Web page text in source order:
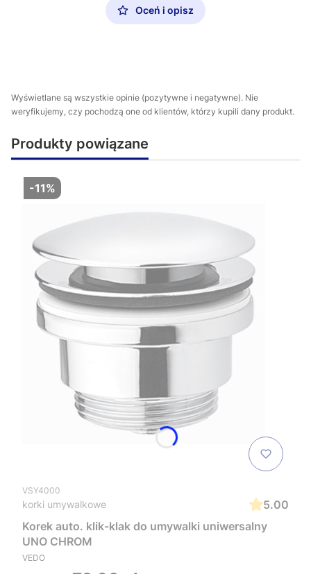
Oceń i opisz
Wyświetlane są wszystkie opinie (pozytywne i negatywne). Nie
weryfikujemy, czy pochodzą one od klientów, którzy kupili dany produkt.
Produkty powiązane
-11%
VSY4000
korki umywalkowe
5.00
Korek auto. klik-klak do umywalki uniwersalny
UNO CHROM
VEDO